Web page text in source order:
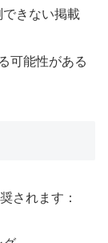
きない掲載
可能性がある
されます：